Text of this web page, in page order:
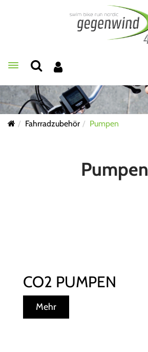
Toggle navigation
Fahrradzubehör Pumpen
Pumpen
CO2 PUMPEN
Mehr